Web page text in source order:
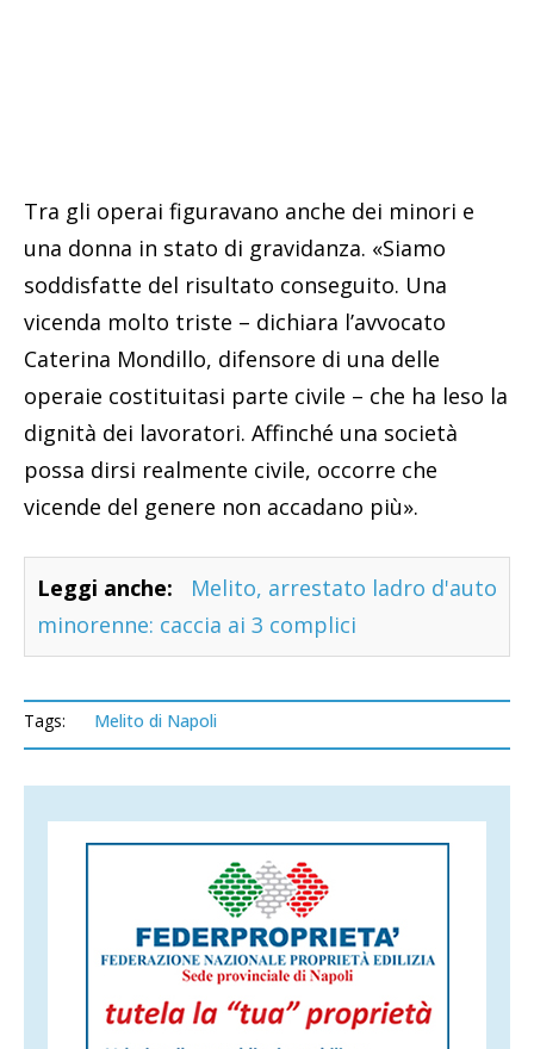
Tra gli operai figuravano anche dei minori e
una donna in stato di gravidanza. «Siamo
soddisfatte del risultato conseguito. Una
vicenda molto triste – dichiara l’avvocato
Caterina Mondillo, difensore di una delle
operaie costituitasi parte civile – che ha leso la
dignità dei lavoratori. Affinché una società
possa dirsi realmente civile, occorre che
vicende del genere non accadano più».
Leggi anche:
Melito, arrestato ladro d'auto
minorenne: caccia ai 3 complici
Tags: Melito di Napoli